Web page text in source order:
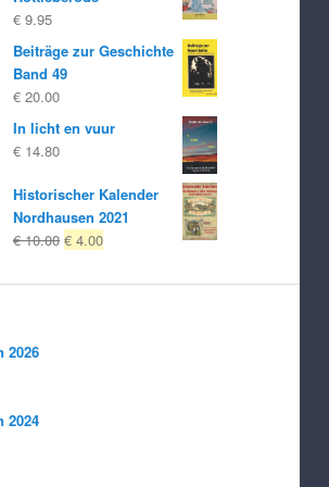
€ 9.95
Beiträge zur Geschichte
Band 49
€ 20.00
In licht en vuur
€ 14.80
Historischer Kalender
Nordhausen 2021
€10.00 Oorspronkelijke
was:
€ 4.00Huidige
is:
2026
2024